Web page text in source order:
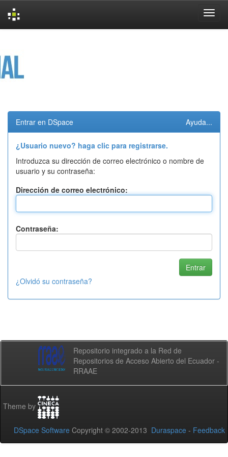
Entrar en DSpace Ayuda...
¿Usuario nuevo? haga clic para registrarse.
Introduzca su dirección de correo electrónico o nombre de
usuario y su contraseña:
Dirección de correo electrónico:
Contraseña:
¿Olvidó su contraseña?
Repositorio integrado a la Red de
Repositorios de Acceso Abierto del Ecuador -
RRAAE
Theme by
DSpace Software Copyright © 2002-2013 Duraspace - Feedback